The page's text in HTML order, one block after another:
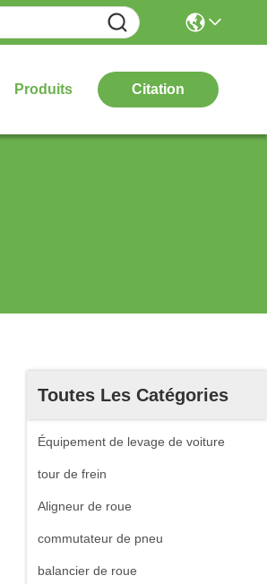
Produits Citation
Toutes Les Catégories
Équipement de levage de voiture
tour de frein
Aligneur de roue
commutateur de pneu
balancier de roue